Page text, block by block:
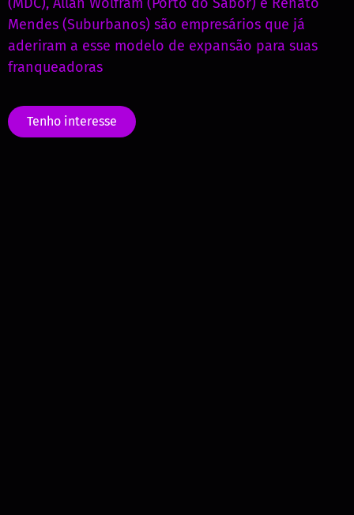
(MDC), Allan Wolfram (Porto do Sabor) e Renato
Mendes (Suburbanos) são empresários que já
aderiram a esse modelo de expansão para suas
franqueadoras
Tenho interesse